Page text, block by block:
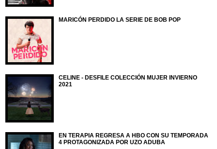
MARICÓN PERDIDO LA SERIE DE BOB POP
CELINE - DESFILE COLECCIÓN MUJER INVIERNO
2021
EN TERAPIA REGRESA A HBO CON SU TEMPORADA
4 PROTAGONIZADA POR UZO ADUBA